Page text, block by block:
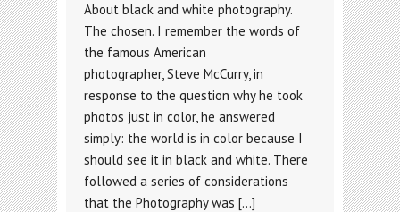
About black and white photography.
The chosen. I remember the words of
the famous American
photographer, Steve McCurry, in
response to the question why he took
photos just in color, he answered
simply: the world is in color because I
should see it in black and white. There
followed a series of considerations
that the Photography was […]